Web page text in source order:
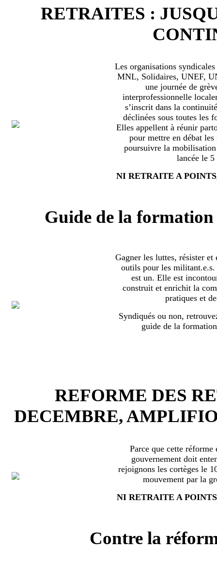
RETRAITES :
Les organisations
MNL, Solidaires, UNEF,
une journée de
interprofessionnelle
s’inscrit dans la
déclinées sous toutes les
Elles appellent à réunir
pour mettre en débat
poursuivre la
lancée le 5
NI RETRAITE A
Guide de la
Gagner les luttes, résister et
outils pour les
est un. Elle est
construit et enrichit la
pratiques et
Syndiqués ou non,
guide de la
REFORME DES
DECEMBRE,
Parce que cette
gouvernement doit
rejoignons les cortèges le
mouvement par la
NI RETRAITE A
Contre la